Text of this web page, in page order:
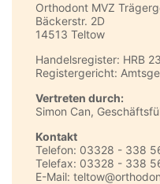
Orthodont MVZ
Bäckerstr. 2D
14513 Teltow
Handelsregister: HRB
Registergericht:
Vertreten durch:
Simon Can,
Kontakt
Telefon: 03328 - 338
Telefax: 03328 - 338
E-Mail: